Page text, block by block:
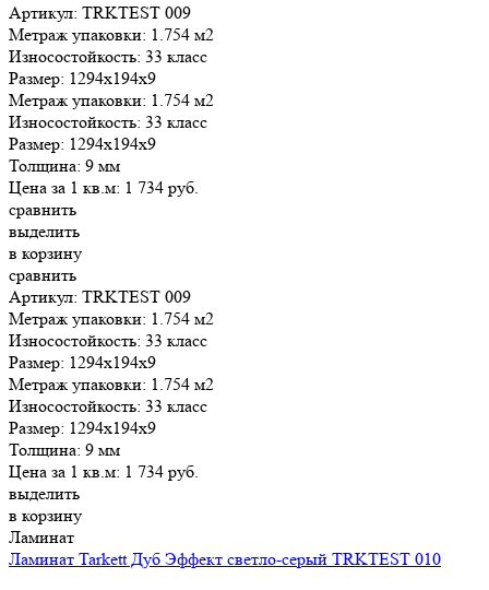
Артикул: TRKTEST 009
Метраж упаковки: 1.754 м2
Износостойкость: 33 класс
Размер: 1294x194x9
Метраж упаковки: 1.754 м2
Износостойкость: 33 класс
Размер: 1294x194x9
Толщина: 9 мм
Цена за 1 кв.м: 1 734 руб.
сравнить
выделить
в корзину
сравнить
Артикул: TRKTEST 009
Метраж упаковки: 1.754 м2
Износостойкость: 33 класс
Размер: 1294x194x9
Метраж упаковки: 1.754 м2
Износостойкость: 33 класс
Размер: 1294x194x9
Толщина: 9 мм
Цена за 1 кв.м: 1 734 руб.
выделить
в корзину
Ламинат
Ламинат Tarkett Дуб Эффект светло-серый TRKTEST 010